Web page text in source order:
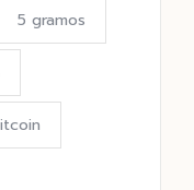
5 gramos